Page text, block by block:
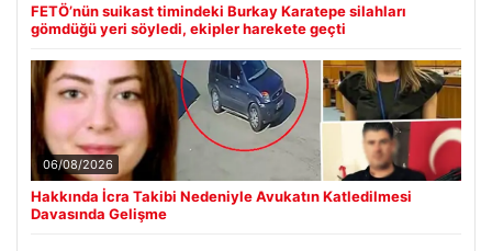
FETÖ’nün suikast timindeki Burkay Karatepe silahları
gömdüğü yeri söyledi, ekipler harekete geçti
06/08/2026
Hakkında İcra Takibi Nedeniyle Avukatın Katledilmesi
Davasında Gelişme